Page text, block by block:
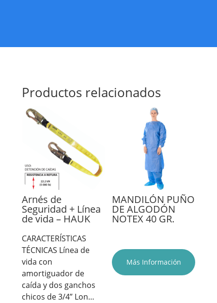
Productos relacionados
Arnés de
Seguridad + Línea
de vida – HAUK
CARACTERÍSTICAS
TÉCNICAS Línea de
vida con
amortiguador de
caída y dos ganchos
chicos de 3/4” Lon…
MANDILÓN PUÑO
DE ALGODÓN
NOTEX 40 GR.
Más Información